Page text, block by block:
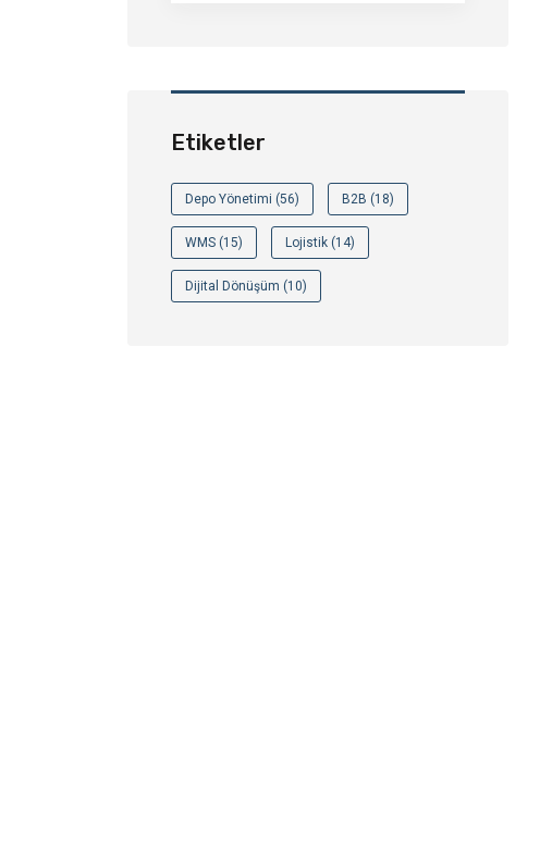
Etiketler
Depo Yönetimi (56) B2B (18)
WMS (15) Lojistik (14)
Dijital Dönüşüm (10)